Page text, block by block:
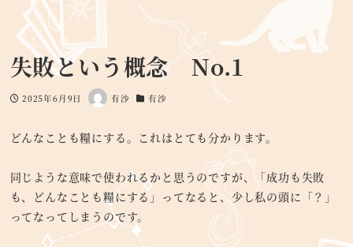
失敗という概念 No.1
投稿日
2025年6月9日
著
有沙
カテゴリー
有沙
どんなことも糧にする。これはとても分かります。
同じような意味で使われるかと思うのですが、「成功も失敗
も、どんなことも糧にする」ってなると、少し私の頭に「？」
ってなってしまうのです。